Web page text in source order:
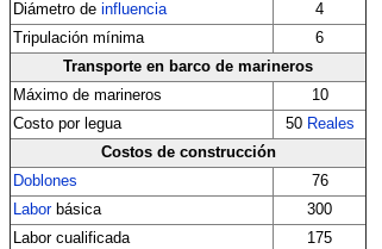
Diámetro deinfluencia
4
Tripulación mínima
6
Transporte en barco de marineros
Máximo de marineros
10
Costo por legua
50 Reales
Costos de construcción
Doblones
76
Laborbásica
300
Labor cualificada
175